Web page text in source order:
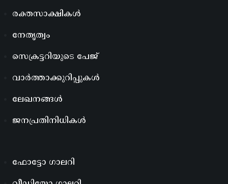
രക്തസാക്ഷികൾ
നേതൃത്വം
സെക്രട്ടറിയുടെ പേജ്
വാർത്താക്കുറിപ്പുകൾ
ലേഖനങ്ങൾ
ജനപ്രതിനിധികൾ
ഫോട്ടോ ഗാലറി